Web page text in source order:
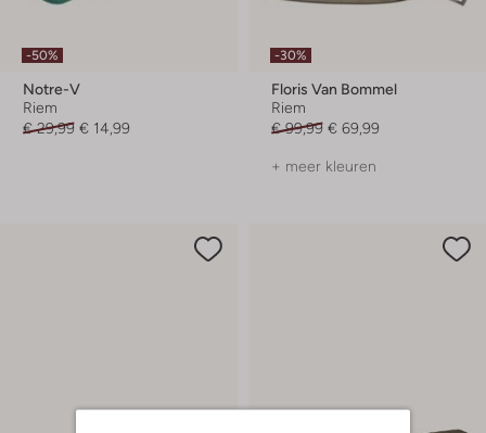
-50%
Notre-V
Riem
€ 29,99 € 14,99
-30%
Floris Van Bommel
Riem
€ 99,99 € 69,99
+ meer kleuren